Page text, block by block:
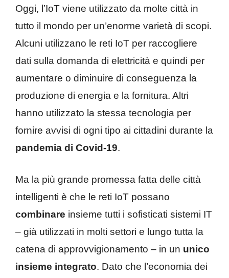
Oggi, l’IoT viene utilizzato da molte città in
tutto il mondo per un’enorme varietà di scopi.
Alcuni utilizzano le reti IoT per raccogliere
dati sulla domanda di elettricità e quindi per
aumentare o diminuire di conseguenza la
produzione di energia e la fornitura. Altri
hanno utilizzato la stessa tecnologia per
fornire avvisi di ogni tipo ai cittadini durante la
pandemia di Covid-19.
Ma la più grande promessa fatta delle città
intelligenti è che le reti IoT possano
combinare insieme tutti i sofisticati sistemi IT
– già utilizzati in molti settori e lungo tutta la
catena di approvvigionamento – in un unico
insieme integrato. Dato che l’economia dei